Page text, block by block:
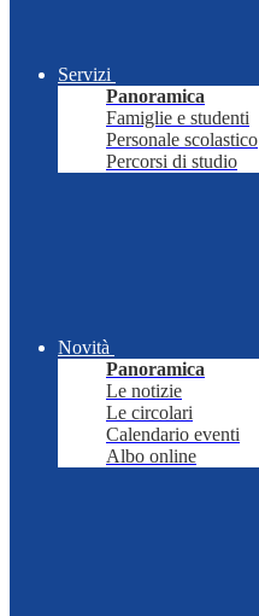
Servizi
Panoramica
Famiglie e studenti
Personale scolastico
Percorsi di studio
Novità
Panoramica
Le notizie
Le circolari
Calendario eventi
Albo online